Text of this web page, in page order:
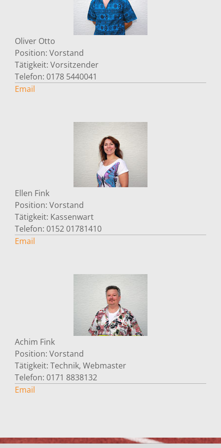
Oliver Otto
Position: Vorstand
Tätigkeit: Vorsitzender
Telefon: 0178 5440041
Email
Ellen Fink
Position: Vorstand
Tätigkeit: Kassenwart
Telefon: 0152 01781410
Email
Achim Fink
Position: Vorstand
Tätigkeit: Technik, Webmaster
Telefon: 0171 8838132
Email